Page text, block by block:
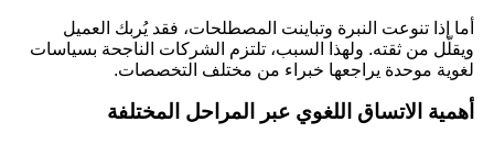
أما إذا تنوعت النبرة وتباينت المصطلحات، فقد يُربك العميل
ويقلّل من ثقته. ولهذا السبب، تلتزم الشركات الناجحة بسياسات
لغوية موحدة يراجعها خبراء من مختلف التخصصات.
أهمية الاتساق اللغوي عبر المراحل المختلفة